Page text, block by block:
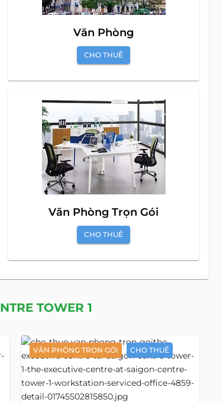
Văn Phòng
CHO THUÊ
Văn Phòng Trọn Gói
CHO THUÊ
TOWER 1
VĂN PHÒNG TRỌN GÓI CHO THUÊ